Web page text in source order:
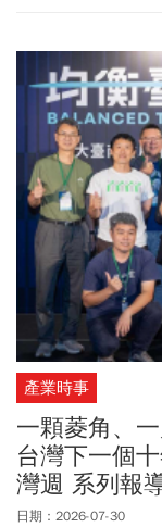
產業時事
一顆菱角、
台灣下一個
灣週 系列報
日期：2026-07-30